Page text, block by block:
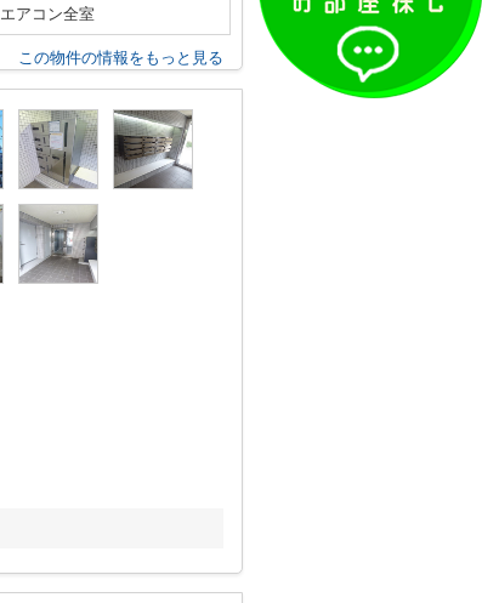
エアコン全室
この物件の情報をもっと見る